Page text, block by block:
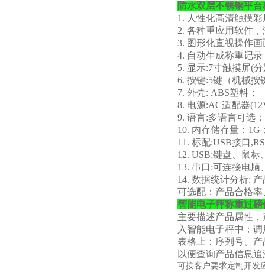
防水双层不锈钢平
1. 人性化高清触摸
2. 各种重应用软件
3. 图形化直视操作
4. 自动生成称重记
5. 显示:7寸触摸屏(
6. 按键:5键（机械按
7. 外壳: ABS塑料；
8. 电源:AC适配器
9. 语言:多语言可选；
10. 内存储存量：1G
11. 标配:USB接口
12. USB:键盘、鼠
13. 串口:可连接电
14. 数据统计分析:
可选配：产品合格
智能电子秤称重过磅
主要描述产品属性
入智能电子秤中；
表格上：序列号、
以便查询产品信息
可按客户要求定制开发